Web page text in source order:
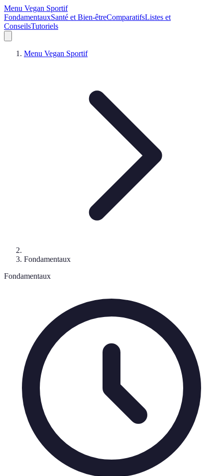
Menu Vegan Sportif
FondamentauxSanté et Bien-êtreComparatifsListes et
ConseilsTutoriels
Menu Vegan Sportif
Fondamentaux
Fondamentaux